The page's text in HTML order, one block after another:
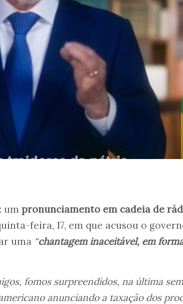
um pronunciamento em cadeia de
feira, 17, em que acusou o
uma “chantagem inaceitável, em
fomos surpreendidos, na última
anunciando a taxação dos